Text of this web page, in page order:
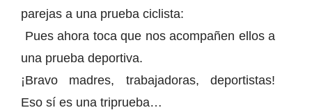
parejas a una prueba ciclista:
Pues ahora toca que nos acompañen ellos a
una prueba deportiva.
¡Bravo madres, trabajadoras, deportistas!
Eso sí es una triprueba…